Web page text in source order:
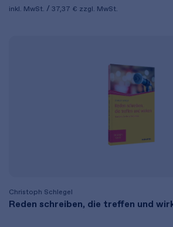
inkl. MwSt. 37,37 € zzgl. MwSt.
Christoph Schlegel
Reden schreiben, die treffen und